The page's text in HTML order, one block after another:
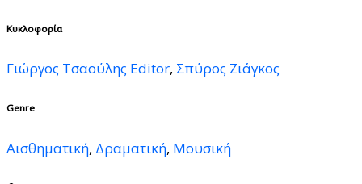
Κυκλοφορία
Γιώργος Τσαούλης Editor, Σπύρος Ζιάγκος
Genre
Αισθηματική, Δραματική, Μουσική